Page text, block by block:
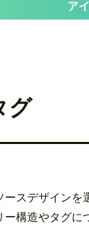
グ
スデザイン
構造やタグに